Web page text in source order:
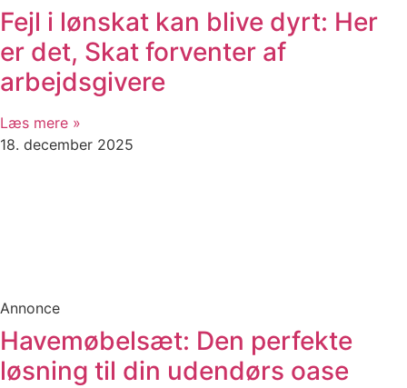
Fejl i lønskat kan blive dyrt: Her
er det, Skat forventer af
arbejdsgivere
Læs mere »
18. december 2025
Annonce
Havemøbelsæt: Den perfekte
løsning til din udendørs oase